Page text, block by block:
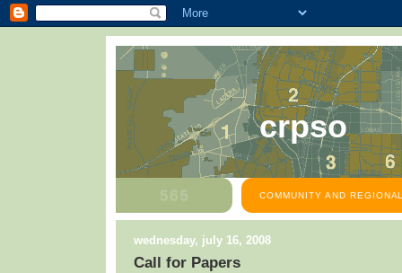
crpso
COMMUNITY AND
wednesday, july 16, 2008
Call for Papers